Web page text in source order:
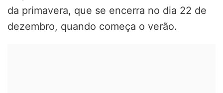
da primavera, que se encerra no dia 22 de
dezembro, quando começa o verão.